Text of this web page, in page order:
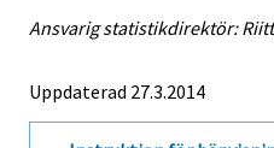
Ansvarig statistikdirektör:
Uppdaterad 27.3.2014